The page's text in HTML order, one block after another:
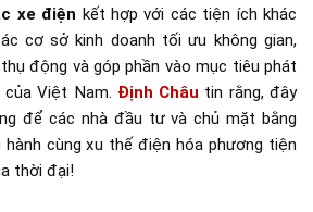
xe điện kết hợp với các tiện ích khác
cơ sở kinh doanh tối ưu không gian,
động và góp phần vào mục tiêu phát
Việt Nam. Định Châu tin rằng, đây
để các nhà đầu tư và chủ mặt bằng
cùng xu thế điện hóa phương tiện
thời đại!